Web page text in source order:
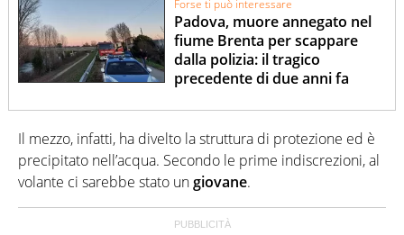
Forse ti può interessare
Padova, muore annegato nel
fiume Brenta per scappare
dalla polizia: il tragico
precedente di due anni fa
Il mezzo, infatti, ha divelto la struttura di protezione ed è
precipitato nell’acqua. Secondo le prime indiscrezioni, al
volante ci sarebbe stato ungiovane.